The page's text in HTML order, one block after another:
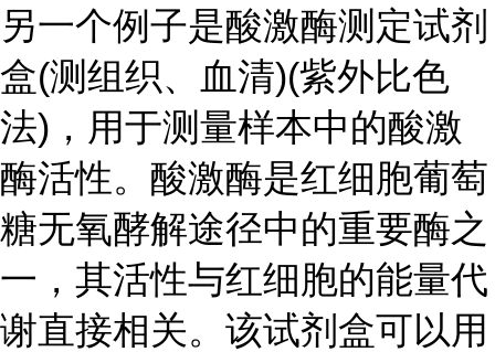
另一个例子是酸激酶测定试剂
盒(测组织、血清)(紫外比色
法)，用于测量样本中的酸激
酶活性。酸激酶是红细胞葡萄
糖无氧酵解途径中的重要酶之
一，其活性与红细胞的能量代
谢直接相关。该试剂盒可以用